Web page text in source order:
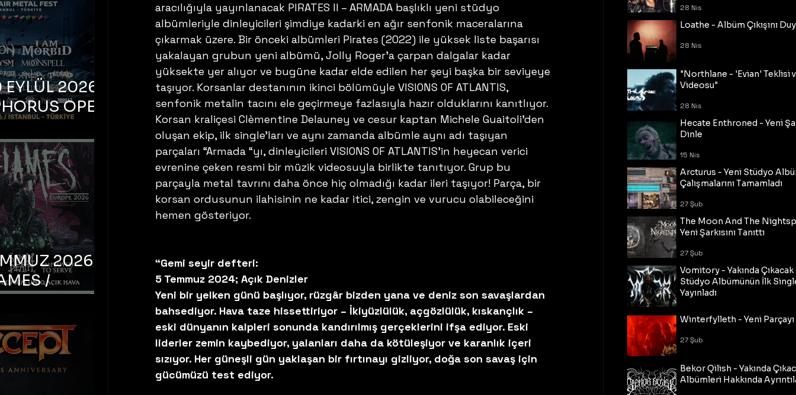
aracılığıyla yayınlanacak PIRATES II – ARMADA başlıklı yeni stüdyo
albümleriyle dinleyicileri şimdiye kadarki en ağır senfonik maceralarına
çıkarmak üzere. Bir önceki albümleri Pirates (2022) ile yüksek liste başarısı
yakalayan grubun yeni albümü, Jolly Roger’a çarpan dalgalar kadar
yüksekte yer alıyor ve bugüne kadar elde edilen her şeyi başka bir seviyeye
taşıyor. Korsanlar destanının ikinci bölümüyle VISIONS OF ATLANTIS,
senfonik metalin tacını ele geçirmeye fazlasıyla hazır olduklarını kanıtlıyor.
Korsan kraliçesi Clèmentine Delauney ve cesur kaptan Michele Guaitoli’den
oluşan ekip, ilk single’ları ve aynı zamanda albümle aynı adı taşıyan
parçaları “Armada “yı, dinleyicileri VISIONS OF ATLANTIS’in heyecan verici
evrenine çeken resmi bir müzik videosuyla birlikte tanıtıyor. Grup bu
parçayla metal tavrını daha önce hiç olmadığı kadar ileri taşıyor! Parça, bir
korsan ordusunun ilahisinin ne kadar itici, zengin ve vurucu olabileceğini
hemen gösteriyor.
“Gemi seyir defteri:
5 Temmuz 2024; Açık Denizler
Yeni bir yelken günü başlıyor, rüzgâr bizden yana ve deniz son savaşlardan
bahsediyor. Hava taze hissettiriyor – İkiyüzlülük, açgözlülük, kıskançlık –
eski dünyanın kalpleri sonunda kandırılmış gerçeklerini ifşa ediyor. Eski
liderler zemin kaybediyor, yalanları daha da kötüleşiyor ve karanlık içeri
sızıyor. Her güneşli gün yaklaşan bir fırtınayı gizliyor, doğa son savaş için
gücümüzü test ediyor.
2026 –
OPEN
FEST
2026 –
/
DEATH /
– İstanbul,
Uniq
28 Nis
Loathe - Albüm Çıkışını
28 Nis
"Northlane - 'Evian' Teklisi
Videosu"
28 Nis
Hecate Enthroned - Yeni
Dinle
15 Nis
Arcturus - Yeni Stüdyo
Çalışmalarını Tamamladı
27 Şub
The Moon And The
Yeni Şarkısını Tanıttı
27 Şub
Vomitory - Yakında
Stüdyo Albümünün İlk
Yayınladı
Winterfylleth - Yeni Parçayı
27 Şub
Bekor Qilish - Yakında
Albümleri Hakkında